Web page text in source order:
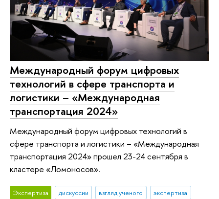
Международный форум цифровых
технологий в сфере транспорта и
логистики – «Международная
транспортация 2024»
Международный форум цифровых технологий в
сфере транспорта и логистики – «Международная
транспортация 2024» прошел 23-24 сентября в
кластере «Ломоносов».
Экспертиза дискуссии взгляд ученого
экспертиза